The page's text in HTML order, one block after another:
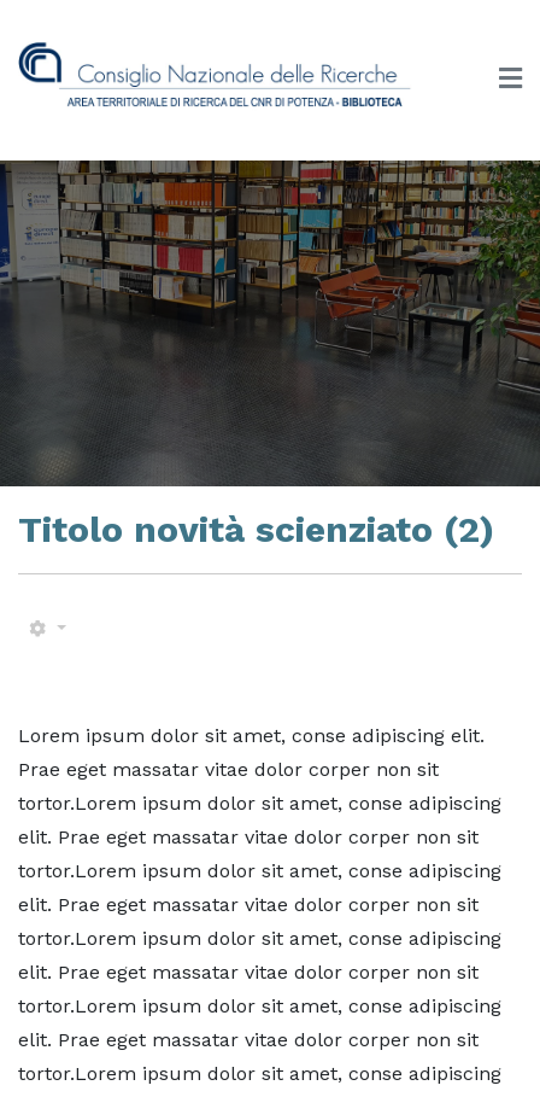
Titolo novità scienziato (2)
Lorem ipsum dolor sit amet, conse adipiscing elit.
Prae eget massatar vitae dolor corper non sit
tortor.Lorem ipsum dolor sit amet, conse adipiscing
elit. Prae eget massatar vitae dolor corper non sit
tortor.Lorem ipsum dolor sit amet, conse adipiscing
elit. Prae eget massatar vitae dolor corper non sit
tortor.Lorem ipsum dolor sit amet, conse adipiscing
elit. Prae eget massatar vitae dolor corper non sit
tortor.Lorem ipsum dolor sit amet, conse adipiscing
elit. Prae eget massatar vitae dolor corper non sit
tortor.Lorem ipsum dolor sit amet, conse adipiscing